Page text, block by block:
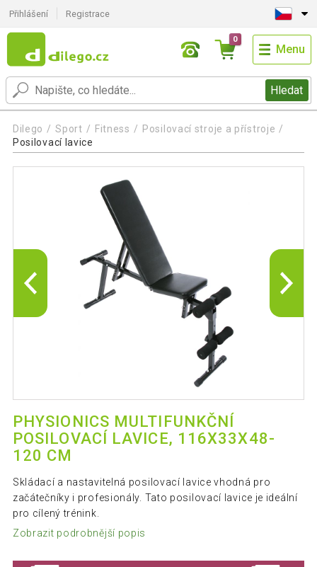
Přihlášení Registrace
Hledat
0
Menu
Dilego Sport Fitness
Posilovací stroje a přístroje
Posilovací lavice
PHYSIONICS MULTIFUNKČNÍ
POSILOVACÍ LAVICE, 116X33X48-
120 CM
Skládací a nastavitelná posilovací lavice vhodná pro
začátečníky i profesionály. Tato posilovací lavice je ideální
pro cílený trénink.
Zobrazit podrobnější popis